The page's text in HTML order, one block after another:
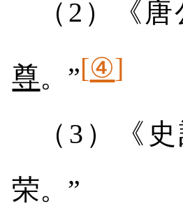
（ 2 ）《
尊。”[④]
（ 3 ）《
荣。”